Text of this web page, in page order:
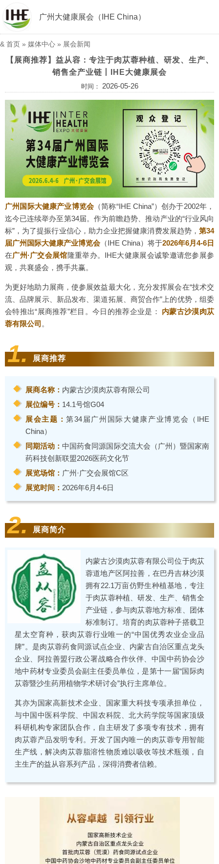
广州大健康展会（IHE China）
& 首页 » 媒体中心 » 展会新闻
【展商推荐】益从容：专注于肉苁蓉种植、研发、生产、
销售全产业链丨IHE大健康展会
时间： 2026-05-26
广州国际大健康产业博览会（简称“IHE China”）创办于2002年，
迄今已连续举办至第34届。作为前瞻趋势、推动产业的“行业风向
标”，为了提振行业信心，助力企业把握健康消费发展趋势， 第34
届广州国际大健康产业博览会（IHE China） 将于2026年6月4-6日
在广州·广交会展馆隆重举办。IHE大健康展会诚挚邀请您参展参
观，共襄盛会，携手共赢。
为更好地助力展商，使参展效益最大化，充分发挥展会在“技术交
流、品牌展示、新品发布、渠道拓展、商贸合作”上的优势，组委
会特推出“展商推荐”栏目。今日的推荐企业是： 内蒙古沙漠肉苁
蓉有限公司 。
1. 展商推荐
展商名称： 内蒙古沙漠肉苁蓉有限公司
展位编号： 14.1号馆G04
展会主题：第34届广州国际大健康产业博览会（IHE
China）
同期活动：中国药食同源国际交流大会（广州）暨国家南
药科技创新联盟2026医药文化节
展览场馆： 广州·广交会展馆C区
展览时间： 2026年6月4-6日
2. 展商简介
内蒙古沙漠肉苁蓉有限公司位于肉苁
蓉道地产区阿拉善，在巴丹吉林沙漠
拥有22.1万亩仿野生种植基地，专注
于肉苁蓉种植、研发、生产、销售全
产业链，参与肉苁蓉地方标准、团体
标准制订。培育的肉苁蓉种子搭载卫
星太空育种，获肉苁蓉行业唯一的“中国优秀农业企业品
牌”。是肉苁蓉药食同源试点企业、内蒙古自治区重点龙头
企业、阿拉善盟行政公署战略合作伙伴、中国中药协会沙
地中药材专业委员会副主任委员单位，是第十一届“国际肉
苁蓉暨沙生药用植物学术研讨会”执行主席单位。
其亦为国家高新技术企业、国家重大科技专项承担单位，
与中国中医科学院、中国农科院、北大药学院等国家顶级
科研机构专家团队合作，自主研发了多项专有技术，拥有
肉苁蓉产品发明专利。开发了国内唯一的肉苁蓉专用智能
生产线，解决肉苁蓉脂溶性物质难以吸收等技术瓶颈，自
主生产的益从容系列产品，深得消费者信赖。